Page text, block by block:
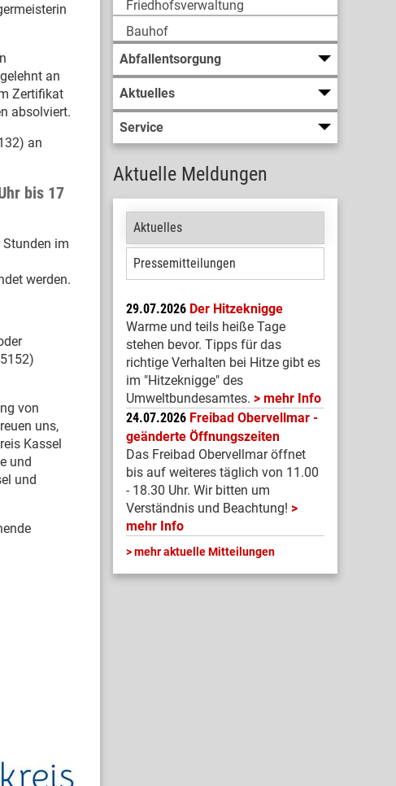
Friedhofsverwaltung
Bauhof
Abfallentsorgung
Aktuelles
Service
Aktuelle Meldungen
Aktuelles
Pressemitteilungen
29.07.2026 Der Hitzeknigge
Warme und teils heiße Tage
stehen bevor. Tipps für das
richtige Verhalten bei Hitze gibt es
im "Hitzeknigge" des
Umweltbundesamtes.
mehr Info
24.07.2026 Freibad Obervellmar -
geänderte Öffnungszeiten
Das Freibad Obervellmar öffnet
bis auf weiteres täglich von 11.00
- 18.30 Uhr. Wir bitten um
Verständnis und Beachtung!
mehr Info
mehr aktuelle Mitteilungen
an
Zertifikat
absolviert.
an
bis 17
im
werden.
von
uns,
Kassel
und
und